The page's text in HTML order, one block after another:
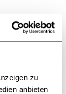
zu
anbieten